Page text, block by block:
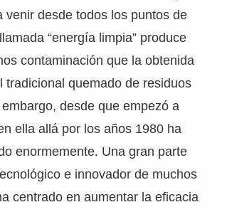
venir desde todos los puntos de
“energía limpia” produce
contaminación que la obtenida
tradicional quemado de residuos
desde que empezó a
ella allá por los años 1980 ha
enormemente. Una gran parte
e innovador de muchos
centrado en aumentar la eficacia